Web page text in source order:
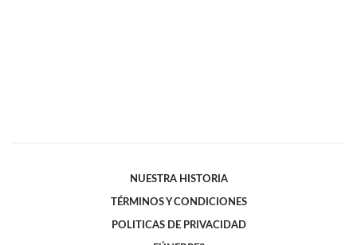
NUESTRA HISTORIA
TÉRMINOS Y CONDICIONES
POLITICAS DE PRIVACIDAD